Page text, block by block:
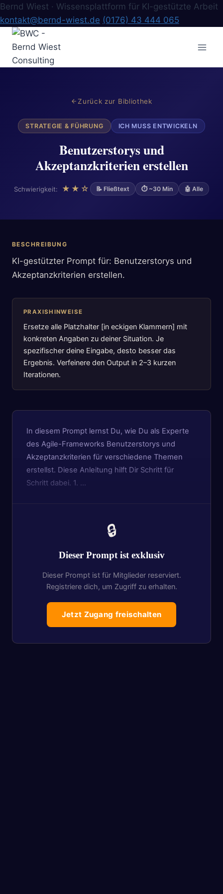
Bernd Wiest · Wissensplattform für KI-gestützte Arbeit
kontakt@bernd-wiest.de (0176) 43 444 065
Zum
Inhalt
springen
Zurück zur Bibliothek
STRATEGIE & FÜHRUNG ICH MUSS ENTWICKELN
Benutzerstorys und
Akzeptanzkriterien erstellen
Schwierigkeit: ★★☆ 📝 Fließtext ⏱ ~30 Min 🤖 Alle
BESCHREIBUNG
KI-gestützter Prompt für: Benutzerstorys und
Akzeptanzkriterien erstellen.
PRAXISHINWEISE
Ersetze alle Platzhalter [in eckigen Klammern] mit
konkreten Angaben zu deiner Situation. Je
spezifischer deine Eingabe, desto besser das
Ergebnis. Verfeinere den Output in 2–3 kurzen
Iterationen.
In diesem Prompt lernst Du, wie Du als Experte
des Agile-Frameworks Benutzerstorys und
Akzeptanzkriterien für verschiedene Themen
erstellst. Diese Anleitung hilft Dir Schritt für
Schritt dabei. 1. …
🔒
Dieser Prompt ist exklusiv
Dieser Prompt ist für Mitglieder reserviert.
Registriere dich, um Zugriff zu erhalten.
Jetzt Zugang freischalten